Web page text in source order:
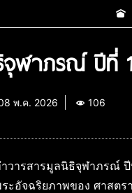
จุฬาภรณ์ ปีที่
พ.ค. 2026 106
วารสารมูลนิธิจุฬาภรณ์
อัจฉริยภาพของ ศาสตร